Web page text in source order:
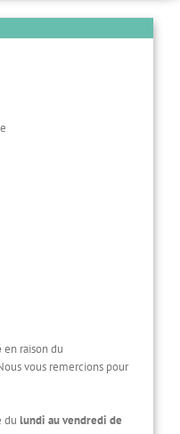
en raison du
vous remercions pour
du lundi au vendredi de